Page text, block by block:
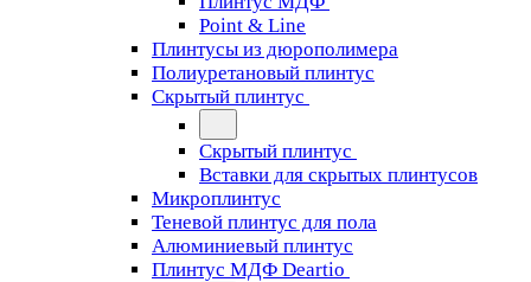
Point & Line
Плинтусы из дюрополимера
Полиуретановый плинтус
Скрытый плинтус
Скрытый плинтус
Вставки для скрытых плинтусов
Микроплинтус
Теневой плинтус для пола
Алюминиевый плинтус
Плинтус МДФ Deartio